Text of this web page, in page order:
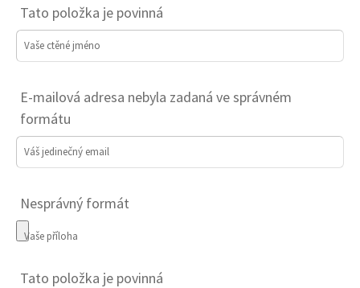
Tato položka je povinná
Vaše ctěné jméno
E-mailová adresa nebyla zadaná ve správném
formátu
Váš jedinečný email
Nesprávný formát
Vaše příloha
Tato položka je povinná